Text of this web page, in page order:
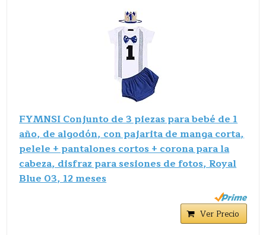
FYMNSI Conjunto de 3 piezas para bebé de 1
año, de algodón, con pajarita de manga corta,
pelele + pantalones cortos + corona para la
cabeza, disfraz para sesiones de fotos, Royal
Blue 03, 12 meses
Ver Precio